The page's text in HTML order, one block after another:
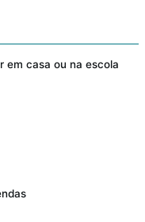
em casa ou na escola